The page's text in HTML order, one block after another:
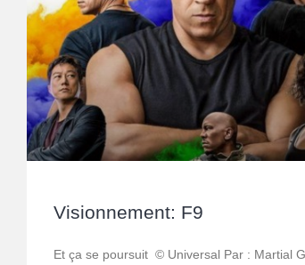
Visionnement: F9
Et ça se poursuit © Universal Par : Martial